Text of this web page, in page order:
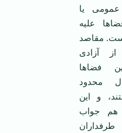
یا
علیه
مقاصد
آزادی
فضاها
محدود
و این
هم جواب